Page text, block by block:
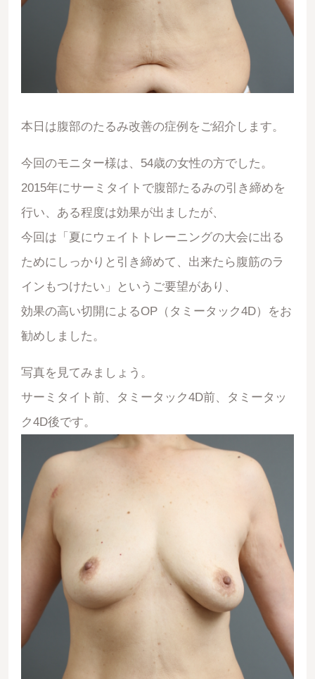
本日は腹部のたるみ改善の症例をご紹介します。
今回のモニター様は、54歳の女性の方でした。
2015年にサーミタイトで腹部たるみの引き締めを
行い、ある程度は効果が出ましたが、
今回は「夏にウェイトトレーニングの大会に出る
ためにしっかりと引き締めて、出来たら腹筋のラ
インもつけたい」というご要望があり、
効果の高い切開によるOP（タミータック4D）をお
勧めしました。
写真を見てみましょう。
サーミタイト前、タミータック4D前、タミータッ
ク4D後です。